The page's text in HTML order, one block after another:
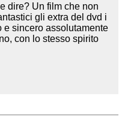
dire? Un film che non
gli extra del dvd i
e sincero assolutamente
con lo stesso spirito